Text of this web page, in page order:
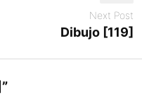
Next Post
Dibujo [119]
”